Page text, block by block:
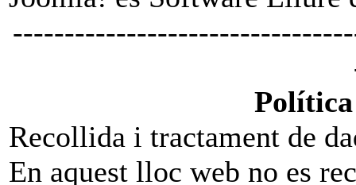
Recollida i tractament de
En aquest lloc web no es